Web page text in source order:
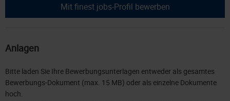
Mit finest jobs-Profil bewerben
Anlagen
Bitte laden Sie Ihre Bewerbungsunterlagen entweder als gesamtes
Bewerbungs-Dokument (max. 15 MB) oder als einzelne Dokumente
hoch.